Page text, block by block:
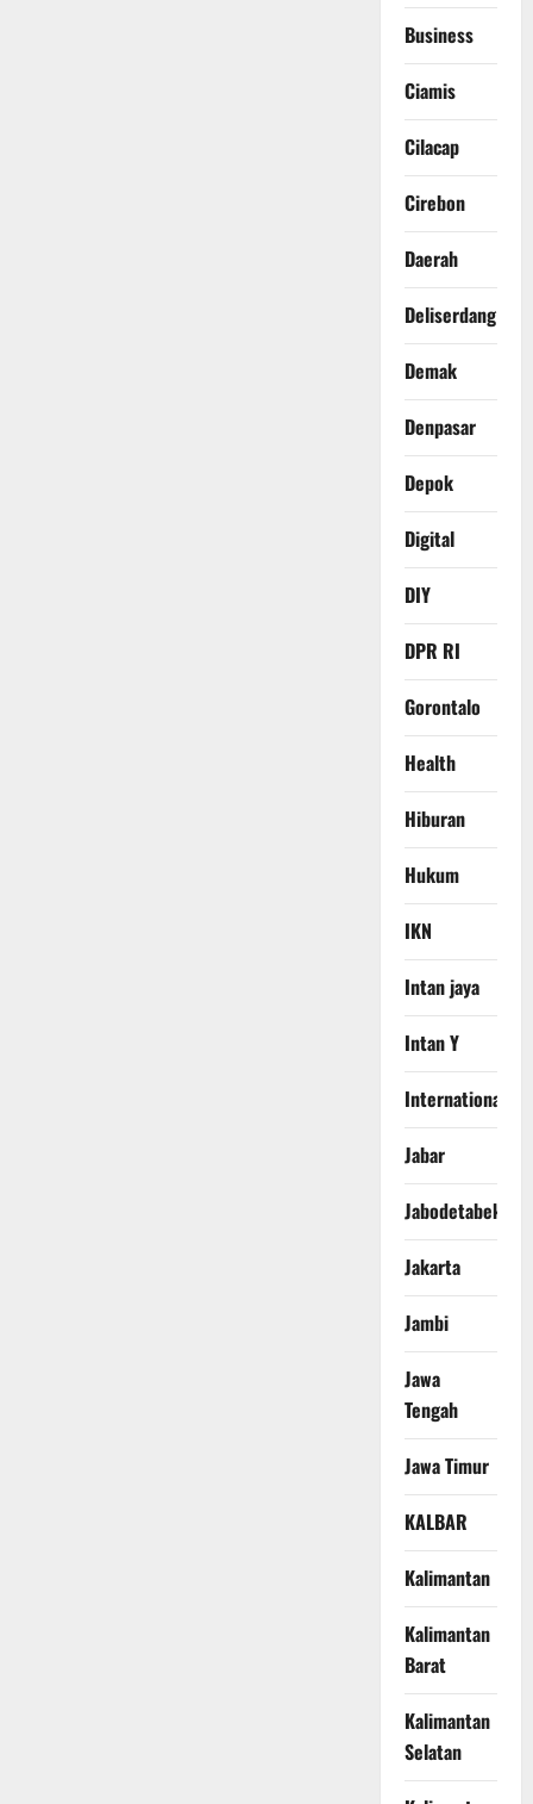
Business
Ciamis
Cilacap
Cirebon
Daerah
Deliserdang
Demak
Denpasar
Depok
Digital
DIY
DPR RI
Gorontalo
Health
Hiburan
Hukum
IKN
Intan jaya
Intan Y
International
Jabar
Jabodetabek
Jakarta
Jambi
Jawa
Tengah
Jawa Timur
KALBAR
Kalimantan
Kalimantan
Barat
Kalimantan
Selatan